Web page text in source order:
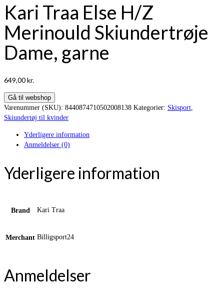
Kari Traa Else H/Z
Merinould Skiundertrøje
Dame, garne
649,00kr.
Gå til webshop
Varenummer (SKU): 8440874710502008138 Kategorier: Skisport
Skiundertøj til kvinder
Yderligere information
Anmeldelser (0)
Yderligere information
Brand Kari Traa
Merchant Billigsport24
Anmeldelser